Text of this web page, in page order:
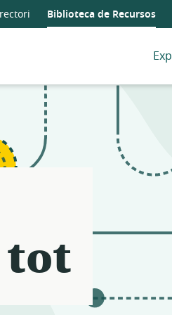
Biblioteca de Recursos
tot